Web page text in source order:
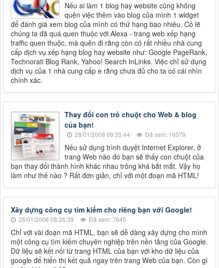
Nếu ai làm 1 blog hay website cũng không
quên việc thêm vào blog của mình 1 widget
để đánh giá xem blog của mình có thứ hạng bao nhiêu. Có lẽ
chúng ta đã quá quen thuộc với Alexa - trang web xếp hạng
traffic quen thuộc, mà quên đi rằng còn có rất nhiều nhà cung
cấp dịch vụ xếp hạng blog hay website như: Google PageRank,
Technorati Blog Rank, Yahoo! Search InLinks. Việc chỉ sử dụng
dịch vụ của 1 nhà cung cấp e rằng chưa đủ cho ta có cái nhìn
chính xác.
Thay đổi con trỏ chuột cho Web & blog
của bạn!
28/01/2008 09:35:44 Đã xem: 16079
Nếu sử dụng trình duyệt Internet Explorer, ở
trang Web nào đó bạn sẽ thấy con chuột của
bạn thay đổi thành hình khác nhau trông khá bắt mắt. Vậy họ
làm như thế nào ? Rất đơn giản, chỉ với một đoạn mã HTML!
Xây dựng công cụ tìm kiếm cho riêng bạn với Google!
28/01/2008 08:26:39 Đã xem: 7645
Chỉ với vài đoạn mã HTML, bạn sẽ dễ dàng xây dựng cho mình
một công cụ tìm kiếm chuyên nghiệp trên nền tảng của Google.
Dữ liệu sẽ kết nối từ trang HTML của bạn với kho dữ liệu của
google để hiển thị kết quả ngay trên trang Web của bạn. Còn gì